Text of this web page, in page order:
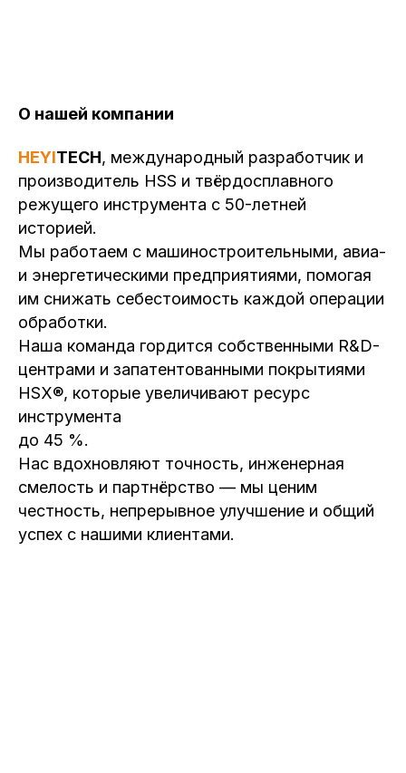
О нашей компании
HEYITECH, международный разработчик и
производитель HSS и твёрдосплавного
режущего инструмента с 50-летней
историей.
Мы работаем с машиностроительными, авиа-
и энергетическими предприятиями, помогая
им снижать себестоимость каждой операции
обработки.
Наша команда гордится собственными R&D-
центрами и запатентованными покрытиями
HSX®, которые увеличивают ресурс
инструмента
до 45 %.
Нас вдохновляют точность, инженерная
смелость и партнёрство — мы ценим
честность, непрерывное улучшение и общий
успех с нашими клиентами.